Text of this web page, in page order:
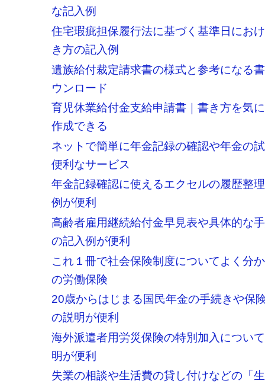
な記入例
住宅瑕疵担保履行法に基づく基準日にお
き方の記入例
遺族給付裁定請求書の様式と参考になる
ウンロード
育児休業給付金支給申請書｜書き方を気
作成できる
ネットで簡単に年金記録の確認や年金の
便利なサービス
年金記録確認に使えるエクセルの履歴整
例が便利
高齢者雇用継続給付金早見表や具体的な
の記入例が便利
これ１冊で社会保険制度についてよく分
の労働保険
20歳からはじまる国民年金の手続きや保
の説明が便利
海外派遣者用労災保険の特別加入につい
明が便利
失業の相談や生活費の貸し付けなどの「